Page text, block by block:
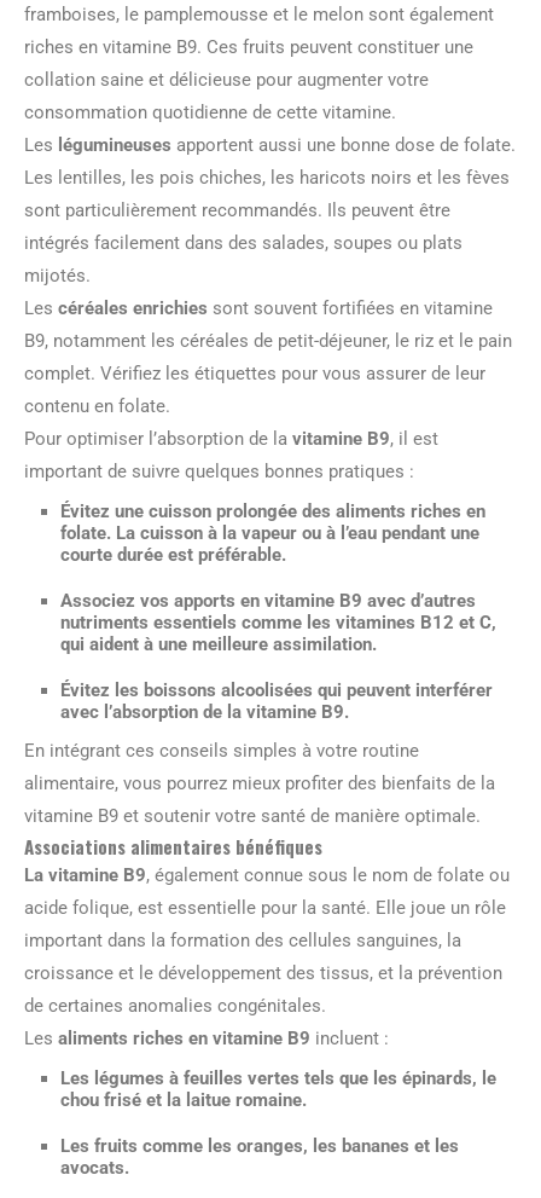
framboises, le pamplemousse et le melon sont également
riches en vitamine B9. Ces fruits peuvent constituer une
collation saine et délicieuse pour augmenter votre
consommation quotidienne de cette vitamine.
Les légumineuses apportent aussi une bonne dose de folate.
Les lentilles, les pois chiches, les haricots noirs et les fèves
sont particulièrement recommandés. Ils peuvent être
intégrés facilement dans des salades, soupes ou plats
mijotés.
Les céréales enrichies sont souvent fortifiées en vitamine
B9, notamment les céréales de petit-déjeuner, le riz et le pain
complet. Vérifiez les étiquettes pour vous assurer de leur
contenu en folate.
Pour optimiser l’absorption de la vitamine B9, il est
important de suivre quelques bonnes pratiques :
Évitez une cuisson prolongée des aliments riches en
folate. La cuisson à la vapeur ou à l’eau pendant une
courte durée est préférable.
Associez vos apports en vitamine B9 avec d’autres
nutriments essentiels comme les vitamines B12 et C,
qui aident à une meilleure assimilation.
Évitez les boissons alcoolisées qui peuvent interférer
avec l’absorption de la vitamine B9.
En intégrant ces conseils simples à votre routine
alimentaire, vous pourrez mieux profiter des bienfaits de la
vitamine B9 et soutenir votre santé de manière optimale.
Associations alimentaires bénéfiques
La vitamine B9, également connue sous le nom de folate ou
acide folique, est essentielle pour la santé. Elle joue un rôle
important dans la formation des cellules sanguines, la
croissance et le développement des tissus, et la prévention
de certaines anomalies congénitales.
Les aliments riches en vitamine B9 incluent :
Les légumes à feuilles vertes tels que les épinards, le
chou frisé et la laitue romaine.
Les fruits comme les oranges, les bananes et les
avocats.